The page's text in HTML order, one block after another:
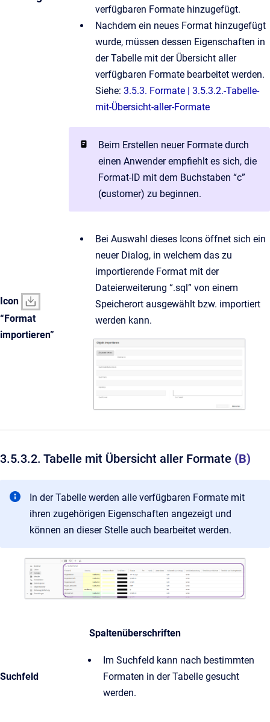
verfügbaren Formate hinzugefügt.
Nachdem ein neues Format hinzugefügt
wurde, müssen dessen Eigenschaften in
der Tabelle mit der Übersicht aller
verfügbaren Formate bearbeitet werden.
Siehe: 3.5.3. Formate | 3.5.3.2.-Tabelle-
mit-Übersicht-aller-Formate
Beim Erstellen neuer Formate durch
einen Anwender empfiehlt es sich, die
Format-ID mit dem Buchstaben “c”
(customer) zu beginnen.
Icon
“Format
importieren”
Bei Auswahl dieses Icons öffnet sich ein
neuer Dialog, in welchem das zu
importierende Format mit der
Dateierweiterung “.sql” von einem
Speicherort ausgewählt bzw. importiert
werden kann.
3.5.3.2. Tabelle mit Übersicht aller Formate (B)
In der Tabelle werden alle verfügbaren Formate mit
ihren zugehörigen Eigenschaften angezeigt und
können an dieser Stelle auch bearbeitet werden.
Spaltenüberschriften
Suchfeld
Im Suchfeld kann nach bestimmten
Formaten in der Tabelle gesucht
werden.